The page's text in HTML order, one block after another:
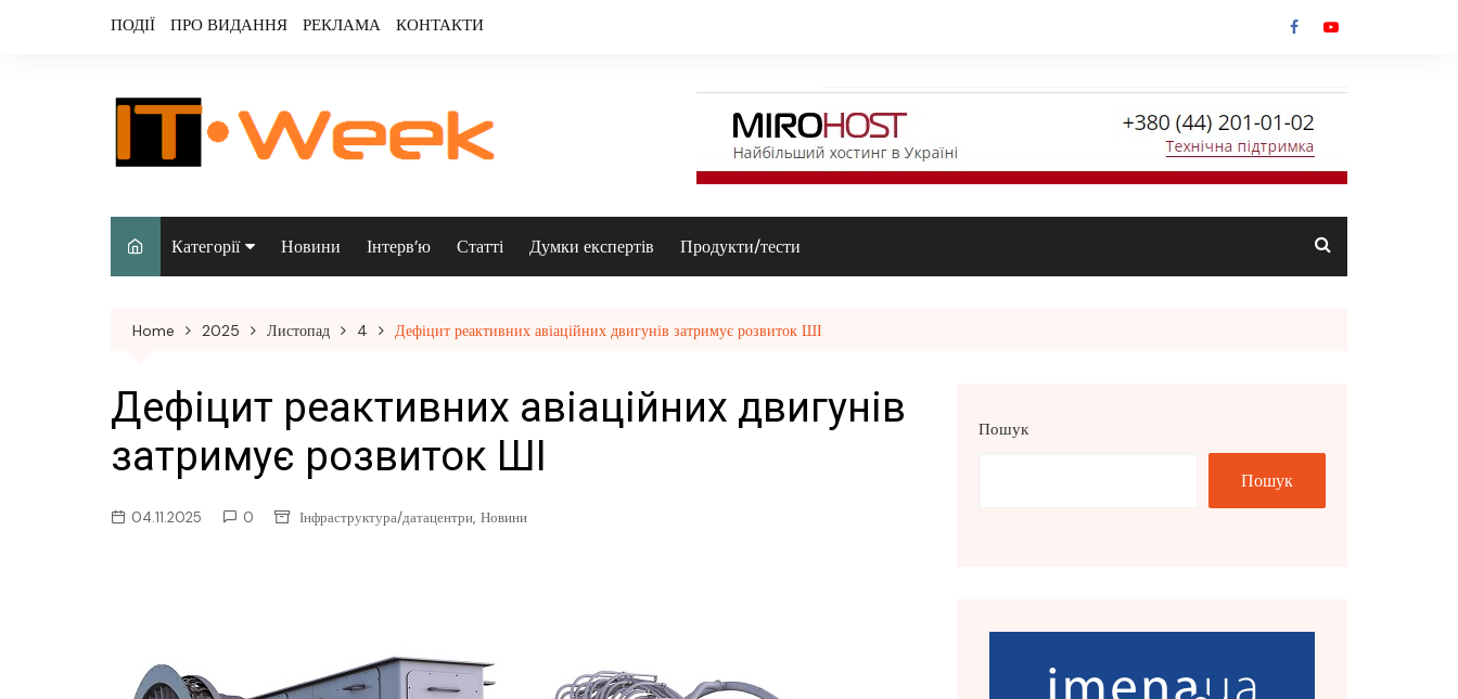
ПОДІЇ ПРО ВИДАННЯ РЕКЛАМА КОНТАКТИ
Категорії
Аудіо & відео
Безпека
Інфраструктура/
датацентри
Наука
Новини Інтерв’ю Статті Думки експертів Продукти/тести
Home 2025 Листопад 4 Дефіцит реактивних авіаційних двигунів затримує розвиток ШІ
Дефіцит реактивних авіаційних двигунів
затримує розвиток ШІ
04.11.2025 0 Інфраструктура/датацентри, Новини
Пошук
Пошук